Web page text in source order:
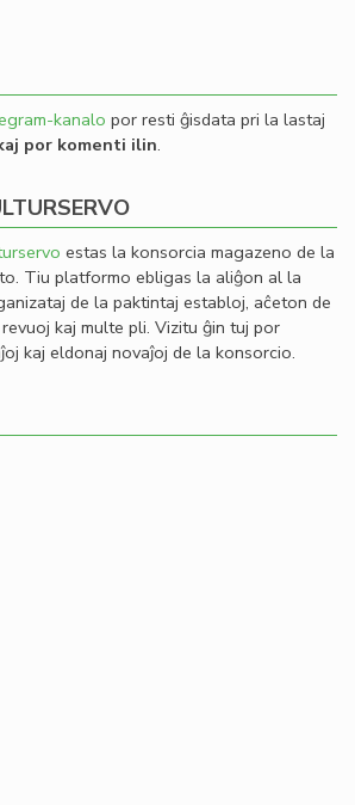
kanalo por resti ĝisdata pri la lastaj
por komenti ilin.
estas la konsorcia magazeno de la
Tiu platformo ebligas la aliĝon al la
de la paktintaj establoj, aĉeton de
kaj multe pli. Vizitu ĝin tuj por
kaj eldonaj novaĵoj de la konsorcio.